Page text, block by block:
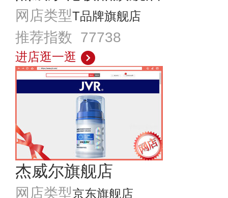
网店类型T品牌旗舰店
推荐指数 77738
进店逛一逛
杰威尔旗舰店
网店类型京东旗舰店